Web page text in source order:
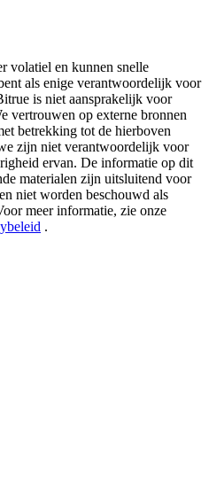
prize pool
USDT
volatiel en kunnen snelle
als enige verantwoordelijk voor
is niet aansprakelijk voor
vertrouwen op externe bronnen
betrekking tot de hierboven
zijn niet verantwoordelijk voor
ervan. De informatie op dit
materialen zijn uitsluitend voor
niet worden beschouwd als
meer informatie, zie onze
.